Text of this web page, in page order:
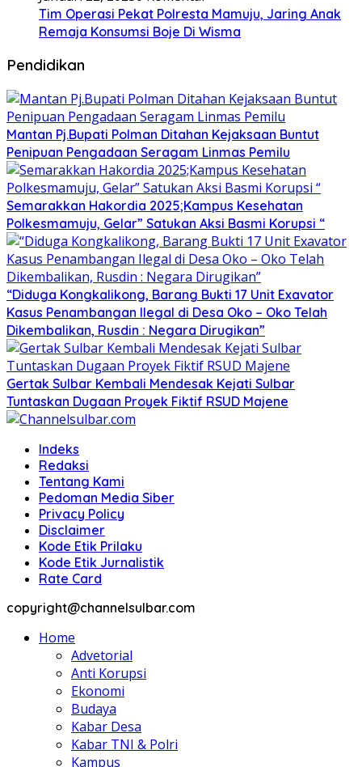
Tim Operasi Pekat Polresta Mamuju, Jaring Anak
Remaja Konsumsi Boje Di Wisma
Pendidikan
Mantan Pj.Bupati Polman Ditahan Kejaksaan Buntut
Penipuan Pengadaan Seragam Linmas Pemilu
Semarakkan Hakordia 2025;Kampus Kesehatan
Polkesmamuju, Gelar” Satukan Aksi Basmi Korupsi “
“Diduga Kongkalikong, Barang Bukti 17 Unit Exavator
Kasus Penambangan Ilegal di Desa Oko – Oko Telah
Dikembalikan, Rusdin : Negara Dirugikan”
Gertak Sulbar Kembali Mendesak Kejati Sulbar
Tuntaskan Dugaan Proyek Fiktif RSUD Majene
Indeks
Redaksi
Tentang Kami
Pedoman Media Siber
Privacy Policy
Disclaimer
Kode Etik Prilaku
Kode Etik Jurnalistik
Rate Card
copyright@channelsulbar.com
Home
Advetorial
Anti Korupsi
Ekonomi
Budaya
Kabar Desa
Kabar TNI & Polri
Kampus